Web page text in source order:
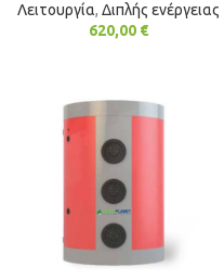
Λειτουργία, Διπλής ενέργειας
620,00 €